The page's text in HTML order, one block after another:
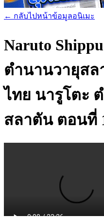
← กลับไปหน้าข้อมูลอนิเมะ
Naruto
ตำนานวายุส
ไทย นารูโตะ
สลาตัน ตอนที่